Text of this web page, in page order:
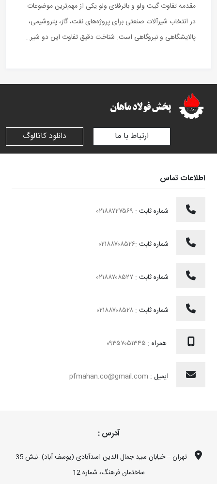
مقدمه تفاوت گیت ولو و باترفلای ولو یکی از مهم‌ترین موضوعات
در انتخاب شیرآلات صنعتی برای پروژه‌های نفت، گاز، پتروشیمی،
پالایشگاهی و نیروگاهی است. شناخت دقیق تفاوت این دو شیر…
ارتباط با ما دانلود کاتالوگ
اطلاعات تماس
شماره ثابت :
شماره ثابت :۰۲۱۸۸۷۰۸۵۲۶
شماره ثابت :
شماره ثابت :
همراه :
ایمیل : pfmahan.co@gmail.com
آدرس :
تهران – خیابان سید جمال الدین اسدآبادی (یوسف آباد) -نبش 35
ساختمان فرهنگ، شماره 12